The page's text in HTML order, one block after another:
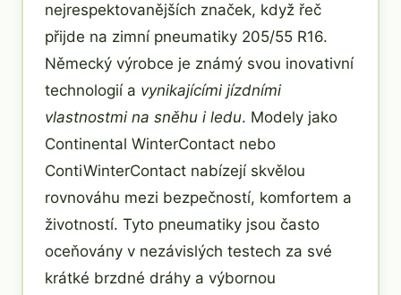
nejrespektovanějších značek, když řeč
přijde na zimní pneumatiky 205/55 R16.
Německý výrobce je známý svou inovativní
technologií a vynikajícími jízdními
vlastnostmi na sněhu i ledu. Modely jako
Continental WinterContact nebo
ContiWinterContact nabízejí skvělou
rovnováhu mezi bezpečností, komfortem a
životností. Tyto pneumatiky jsou často
oceňovány v nezávislých testech za své
krátké brzdné dráhy a výbornou